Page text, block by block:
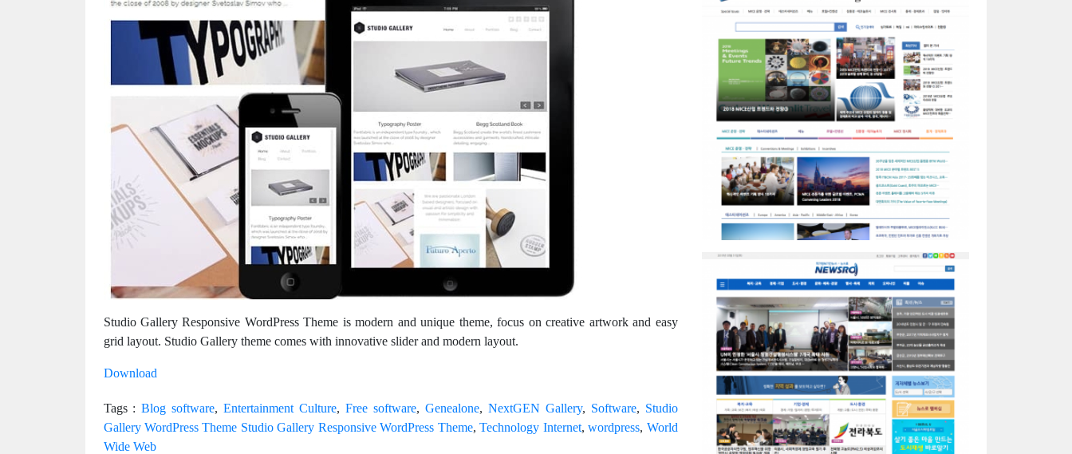
Studio Gallery Responsive WordPress Theme is modern and unique theme, focus on creative artwork and easy
grid layout. Studio Gallery theme comes with innovative slider and modern layout.
Download
Tags :Blog software,Entertainment Culture,Free software, Genealone, NextGEN Gallery, Software, Studio
Gallery WordPress Theme Studio Gallery Responsive WordPress Theme,Technology Internet,wordpress, World
Wide Web